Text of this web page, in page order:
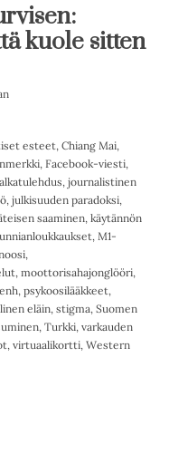
kuole sitten
esteet, Chiang Mai,
, Facebook-viesti,
, journalistinen
, julkisuuden paradoksi,
saaminen, käytännön
, M1-
,
, moottorisahajonglööri,
, psykoosilääkkeet,
eläin, stigma, Suomen
, Turkki, varkauden
, virtuaalikortti, Western